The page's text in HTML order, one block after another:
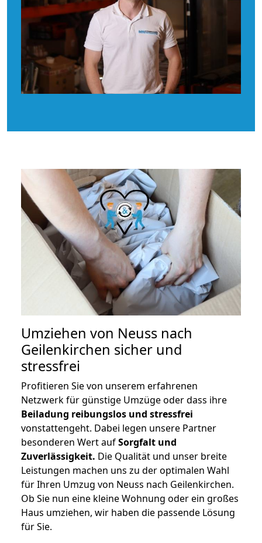
Umziehen von Neuss nach
Geilenkirchen sicher und
stressfrei
Profitieren Sie von unserem erfahrenen
Netzwerk für günstige Umzüge oder dass ihre
Beiladung reibungslos und stressfrei
vonstattengeht. Dabei legen unsere Partner
besonderen Wert aufSorgfalt und
Zuverlässigkeit. Die Qualität und unser breite
Leistungen machen uns zu der optimalen Wahl
für Ihren Umzug von Neuss nach Geilenkirchen.
Ob Sie nun eine kleine Wohnung oder ein großes
Haus umziehen, wir haben die passende Lösung
für Sie.